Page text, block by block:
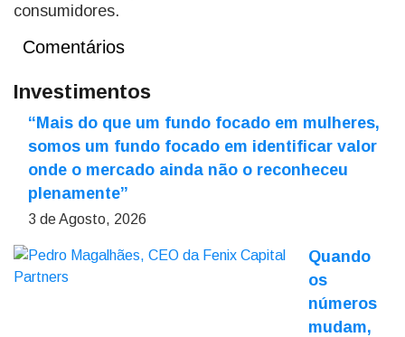
consumidores.
Comentários
Investimentos
“Mais do que um fundo focado em mulheres,
somos um fundo focado em identificar valor
onde o mercado ainda não o reconheceu
plenamente”
3 de Agosto, 2026
Quando
os
números
mudam,